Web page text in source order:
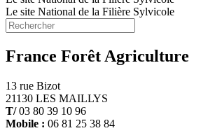
Le site National de la Filière Sylvicole
France Forêt Agriculture
13 rue Bizot
21130 LES MAILLYS
T/03 80 39 10 96
Mobile : 06 81 25 38 84